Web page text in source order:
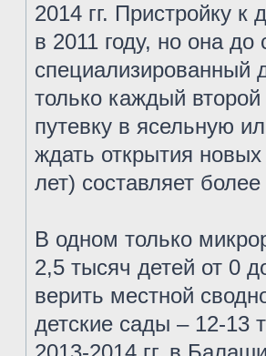
2014 гг. Пристройку
в 2011 году, но она до
специализированный
только каждый
путевку в ясельную
ждать открытия
лет) составляет
В одном только
2,5 тысяч детей от 0
верить местной
детские сады – 12-13